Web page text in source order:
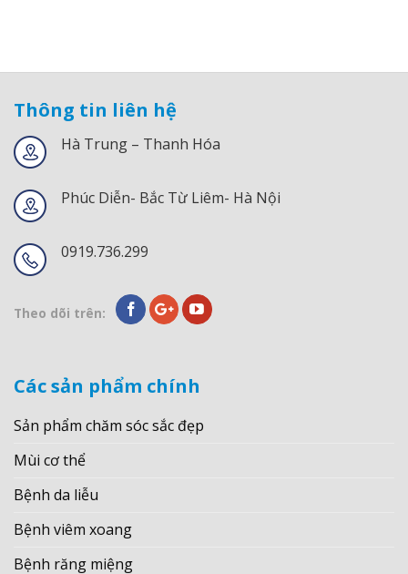
Thông tin liên hệ
Hà Trung – Thanh Hóa
Phúc Diễn- Bắc Từ Liêm- Hà Nội
0919.736.299
Theo dõi trên:
Các sản phẩm chính
Sản phẩm chăm sóc sắc đẹp
Mùi cơ thể
Bệnh da liễu
Bệnh viêm xoang
Bệnh răng miệng